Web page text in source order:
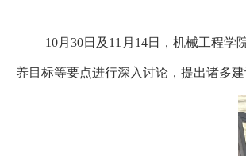
10月30日及 11 月 14日，机械工程学
养目标等要点进行深入讨论，提出诸多